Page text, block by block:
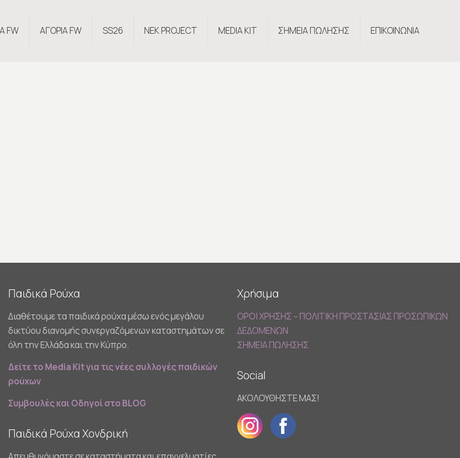
FW ΑΓΟΡΙΑ FW SS26 NEK PROJECT MEDIA KIT ΣΗΜΕΙΑ ΠΩΛΗΣΗΣ ΕΠΙΚΟΙΝΩΝΙΑ
Παιδικά Ρούχα
Διαθέτουμε τα παιδικά ρούχα μέσω ενός μεγάλου
δικτύου διανομής συνεργαζόμενων καταστημάτων σε
όλη την Ελλάδα και την Κύπρο.
Δείτε το Media Kit για τις νέες συλλογές παιδικών
ρούχων
Συμβουλές και Οδηγοί στο BLOG
Παιδικά Ρούχα Χονδρική
Χρήσιμα
ΟΡΟΙ ΧΡΗΣΗΣ – ΠΟΛΙΤΙΚΗ ΠΡΟΣΤΑΣΙΑΣ ΠΡΟΣΩΠΙΚΩΝ
ΔΕΔΟΜΕΝΩΝ
ΣΗΜΕΙΑ ΠΩΛΗΣΗΣ
Social
ΑΚΟΛΟΥΘΗΣΤΕ ΜΑΣ!